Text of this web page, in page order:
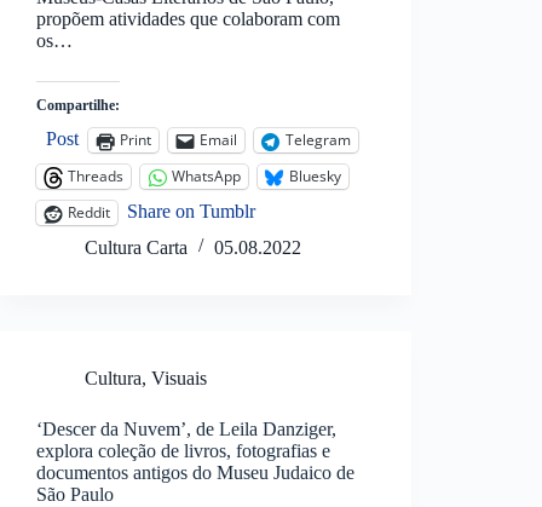
propõem atividades que colaboram com
os…
Compartilhe:
Post Print Email
Telegram
Threads
WhatsApp
Bluesky
Reddit
Share on Tumblr
Cultura Carta
05.08.2022
Cultura, Visuais
‘Descer da Nuvem’, de Leila Danziger,
explora coleção de livros, fotografias e
documentos antigos do Museu Judaico de
São Paulo